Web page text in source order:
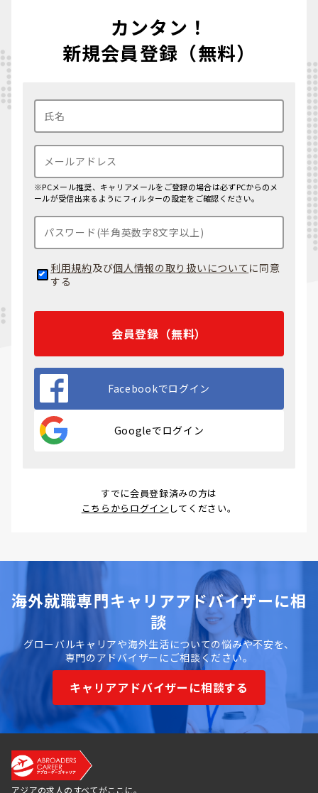
カンタン！
新規会員登録（無料）
※PCメール推奨、キャリアメールをご登録の場合は必ずPCからのメ
ールが受信出来るようにフィルターの設定をご確認ください。
利用規約及び個人情報の取り扱いについて に同意
する
会員登録（無料）
Facebookでログイン
Googleでログイン
すでに会員登録済みの方は
こちらからログイン してください。
海外就職専門キャリアアドバイザーに相
談
グローバルキャリアや海外生活についての悩みや不安を、
専門のアドバイザーにご相談ください。
キャリアアドバイザーに相談する
アジアの求人のすべてがここに。